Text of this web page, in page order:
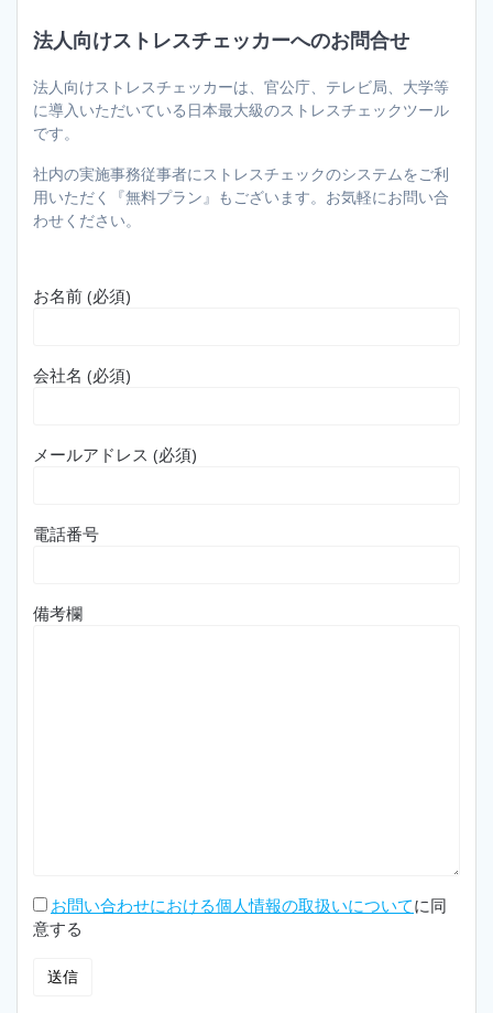
法人向けストレスチェッカーへのお問合せ
法人向けストレスチェッカーは、官公庁、テレビ局、大学等
に導入いただいている日本最大級のストレスチェックツール
です。
社内の実施事務従事者にストレスチェックのシステムをご利
用いただく『無料プラン』もございます。お気軽にお問い合
わせください。
お名前 (必須)
会社名 (必須)
メールアドレス (必須)
電話番号
備考欄
お問い合わせにおける個人情報の取扱いについてに同
意する